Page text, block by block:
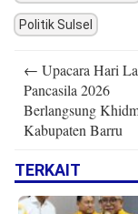
Politik Sulsel
navigation
← Upacara Hari
Pancasila 2026
Berlangsung
Kabupaten Barru
TERKAIT